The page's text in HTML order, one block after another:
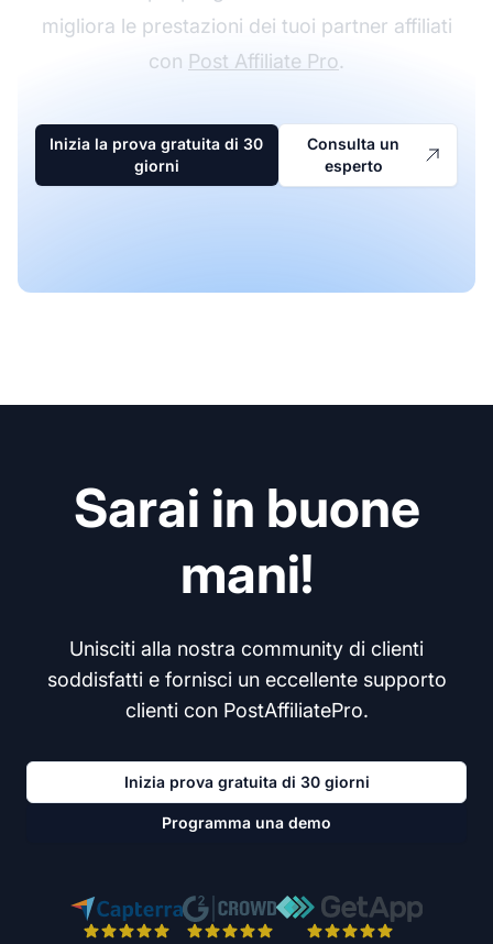
migliora le prestazioni dei tuoi partner affiliati
con Post Affiliate Pro.
Inizia la prova gratuita di 30
giorni
Consulta un
esperto
Sarai in buone
mani!
Unisciti alla nostra community di clienti
soddisfatti e fornisci un eccellente supporto
clienti con PostAffiliatePro.
Inizia prova gratuita di 30 giorni
Programma una demo